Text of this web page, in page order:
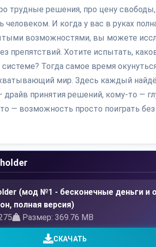
трудные решения, про цену
человеком. И когда у вас в руках
возможностями, вы можете
препятствий. Хотите испытать,
Тогда самое время
мир. Здесь каждый
драйв принятия решений, кому-то —
— возможность просто поиграть без
(мод №1 - бесконечные деньги и
полная версия)
Размер: 369.76 MB
СКАЧАТЬ